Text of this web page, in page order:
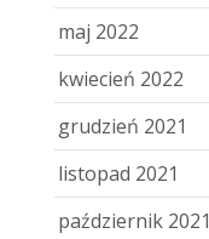
maj 2022
kwiecień 2022
grudzień 2021
listopad 2021
październik 2021